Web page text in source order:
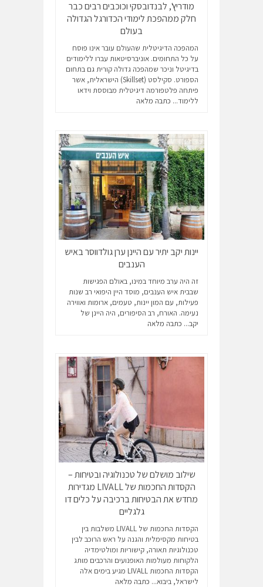
מודריץ', לבנדובסקי וכוכבים רבים כבר
חלק ממהפכת לימודי הכדורגל הגדולה
בעולם
המהפכה הדיגיטלית שהעולם עובר אינו פוסח
על כל התחומים. אוניברסיטאות עברו ללימודים
בדיגיטל וניכר שמהפכה גדולה קורית גם בתחום
הספורט. סקילסט (Skillset) הישראלית, אשר
פיתחה פלטפורמה דיגיטלית מבוססת וידאו
ללימוד... כתבה מלאה
יינות יקב יתיר עם היינן ערן גולדווסר באיש
הענבים
זה היה ערב מיוחד במינו, באולם הפגישות
שבבית איש הענבים, מוסד היין היפואי רב שנות
פעילות, עם המון יינות, טעמים, ארומות ואווירה
נעימה. האורח, רב הסיפורים, היה היינן של
יקב... כתבה מלאה
שילוב מושלם של טכנולוגיה ובטיחות –
הקסדות החכמות של LIVALL מגדירות
מחדש את הבטיחות ברכיבה על כלים דו
גלגליים
הקסדות החכמות של LIVALL משלבות בין
בטיחות מקסימלית והגנה על ראש הרוכב לבין
טכנולוגיות תאורה, קישוריות ומולטימדיה
הלקוחות מעולמות האופנועים והרכבים מותג
הקסדות החכמות LIVALL מגיע בימים אלה
לישראל, ביבוא... כתבה מלאה